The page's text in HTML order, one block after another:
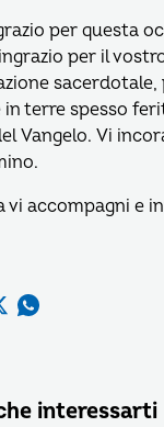
per questa
per il
sacerdotale,
terre spesso
Vangelo. Vi
vi accompagni e
interessarti